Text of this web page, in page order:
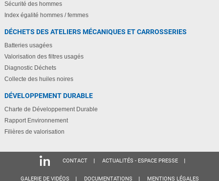
Sécurité des hommes
Index égalité hommes / femmes
DÉCHETS DES ATELIERS MÉCANIQUES ET CARROSSERIES
Batteries usagées
Valorisation des filtres usagés
Diagnostic Déchets
Collecte des huiles noires
DÉVELOPPEMENT DURABLE
Charte de Développement Durable
Rapport Environnement
Filières de valorisation
CONTACT ACTUALITÉS - ESPACE PRESSE
GALERIE DE VIDÉOS DOCUMENTATIONS MENTIONS LÉGALES